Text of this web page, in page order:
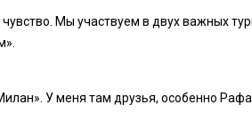
Мы участвуем в двух важных
У меня там друзья, особенно